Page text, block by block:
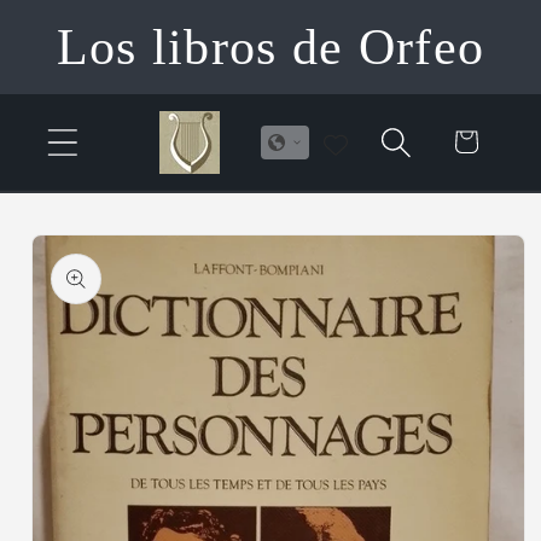
directamente
al contenido
Los libros de Orfeo
Carrito
directamente
a la
información
del producto